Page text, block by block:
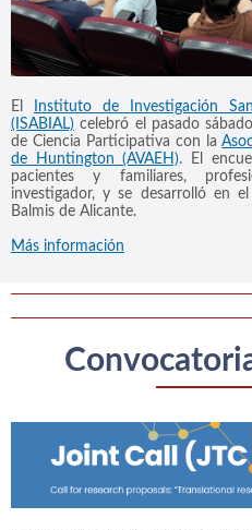
El
Instituto de Investigación
(ISABIAL) celebró el pasado
de Ciencia Participativa con la
de Huntington (AVAEH). El
pacientes y familiares,
investigador, y se desarrolló en
Balmis de Alicante.
Más información